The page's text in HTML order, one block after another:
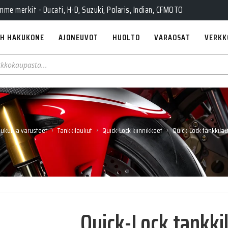
merkit - Ducati, H-D, Suzuki, Polaris, Indian, CFMOTO
HAKUKONE AJONEUVOT HUOLTO VARAOSAT
ja varusteet › Tankkilaukut › Quick-Lock kiinnikkeet › Quick-Lock